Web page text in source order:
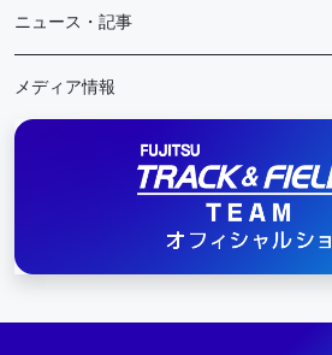
ニュース・記事
メディア情報